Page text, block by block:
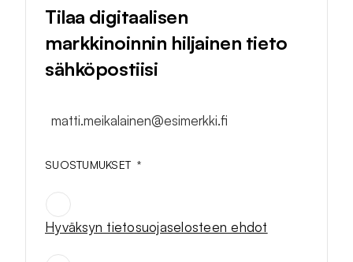
Tilaa digitaalisen
markkinoinnin hiljainen tieto
sähköpostiisi
SUOSTUMUKSET *
Hyväksyn tietosuojaselosteen ehdot
SUOSTUMUKSET